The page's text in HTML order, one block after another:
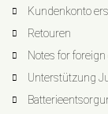
Kundenkonto
Retouren
Notes for
Unterstützung